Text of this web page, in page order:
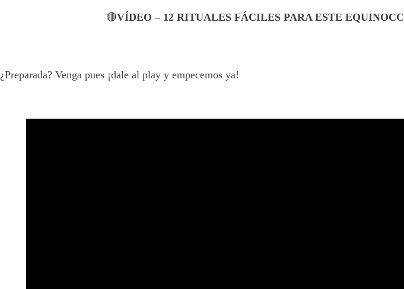
🔴VÍDEO – 12 RITUALES FÁCILES PARA ESTE
¿Preparada? Venga pues ¡dale al play y empecemos ya!